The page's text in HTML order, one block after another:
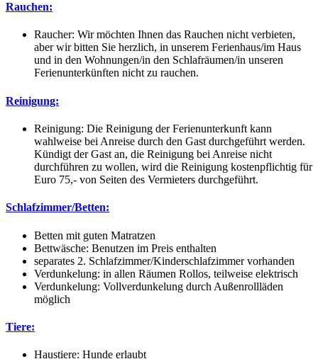
Rauchen:
Raucher: Wir möchten Ihnen das Rauchen nicht verbieten,
aber wir bitten Sie herzlich, in unserem Ferienhaus/im Haus
und in den Wohnungen/in den Schlafräumen/in unseren
Ferienunterkünften nicht zu rauchen.
Reinigung:
Reinigung: Die Reinigung der Ferienunterkunft kann
wahlweise bei Anreise durch den Gast durchgeführt werden.
Kündigt der Gast an, die Reinigung bei Anreise nicht
durchführen zu wollen, wird die Reinigung kostenpflichtig für
Euro 75,- von Seiten des Vermieters durchgeführt.
Schlafzimmer/Betten:
Betten mit guten Matratzen
Bettwäsche: Benutzen im Preis enthalten
separates 2. Schlafzimmer/Kinderschlafzimmer vorhanden
Verdunkelung: in allen Räumen Rollos, teilweise elektrisch
Verdunkelung: Vollverdunkelung durch Außenrollläden
möglich
Tiere:
Haustiere: Hunde erlaubt